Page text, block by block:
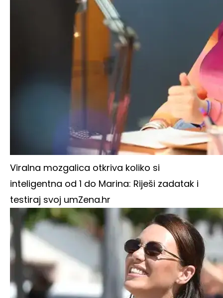
Viralna mozgalica otkriva koliko si
inteligentna od 1 do Marina: Riješi zadatak i
testiraj svoj umZena.hr